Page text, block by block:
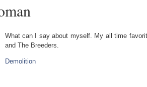
What can I say about myself. My all time
and The Breeders.
Demolition